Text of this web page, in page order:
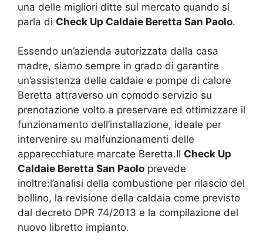
una delle migliori ditte sul mercato quando si
parla di Check Up Caldaie Beretta San Paolo.
Essendo un’azienda autorizzata dalla casa
madre, siamo sempre in grado di garantire
un’assistenza delle caldaie e pompe di calore
Beretta attraverso un comodo servizio su
prenotazione volto a preservare ed ottimizzare il
funzionamento dell’installazione, ideale per
intervenire su malfunzionamenti delle
apparecchiature marcate Beretta.Il Check Up
Caldaie Beretta San Paolo prevede
inoltre:l’analisi della combustione per rilascio del
bollino, la revisione della caldaia come previsto
dal decreto DPR 74/2013 e la compilazione del
nuovo libretto impianto.